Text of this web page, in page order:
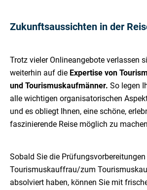
Zukunftsaussichten in der
Trotz vieler Onlineangebote verlassen
weiterhin auf die Expertise von
und Tourismuskaufmänner. So legen
alle wichtigen organisatorischen
und es obliegt Ihnen, eine schöne,
faszinierende Reise möglich zu
Sobald Sie die
Tourismuskauffrau/zum
absolviert haben, können Sie mit